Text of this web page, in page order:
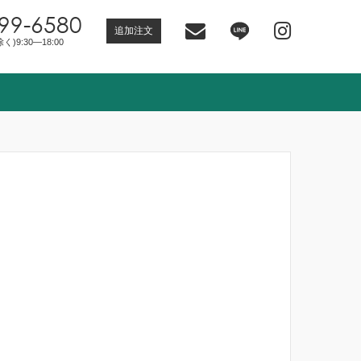
6580
く)9:30―18:00
追加注文